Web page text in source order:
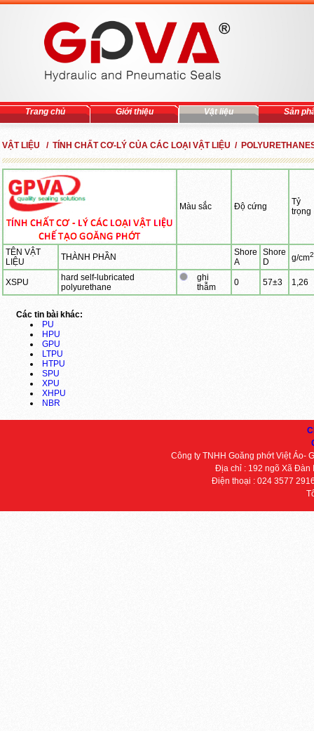
Trang chủ Giới thiệu Vật liệu Sản
VẬT LIỆU / TÍNH CHẤT CƠ-LÝ CỦA CÁC LOẠI VẬT LIỆU /
Màu sắc Độ cứng
Tỷ
trọng
TÊN VẬT
LIỆU
THÀNH PHẦN
Shore
A
Shore
D
g/cm2
XSPU
hard self-lubricated
polyurethane
ghi
thẫm
0 57±3 1,26
Các tin bài khác:
PU
HPU
GPU
LTPU
HTPU
SPU
XPU
XHPU
NBR
Công ty TNHH Goăng phớt Việt Áo-
Địa chỉ : 192 ngõ Xã Đàn
Điện thoại : 024 3577